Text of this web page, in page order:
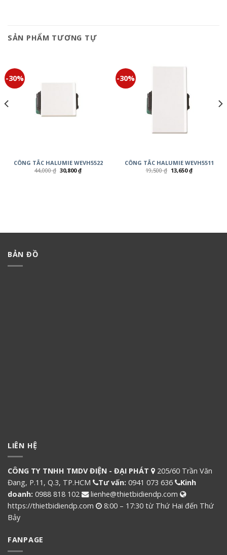
SẢN PHẨM TƯƠNG TỰ
-30%
CÔNG TẮC HALUMIE WEVH5522
44,000₫ 30,800₫
-30%
CÔNG TẮC HALUMIE WEVH5511
19,500₫ 13,650₫
BẢN ĐỒ
LIÊN HỆ
CÔNG TY TNHH TMDV ĐIỆN - ĐẠI PHÁT
205/60 Trần Văn
Đang, P.11, Q.3, TP.HCM
Tư vấn: 0941 073 636
Kinh
doanh: 0988 818 102
lienhe@thietbidiendp.com
https://thietbidiendp.com
8:00 – 17:30 từ Thứ Hai đến Thứ
Bảy
FANPAGE